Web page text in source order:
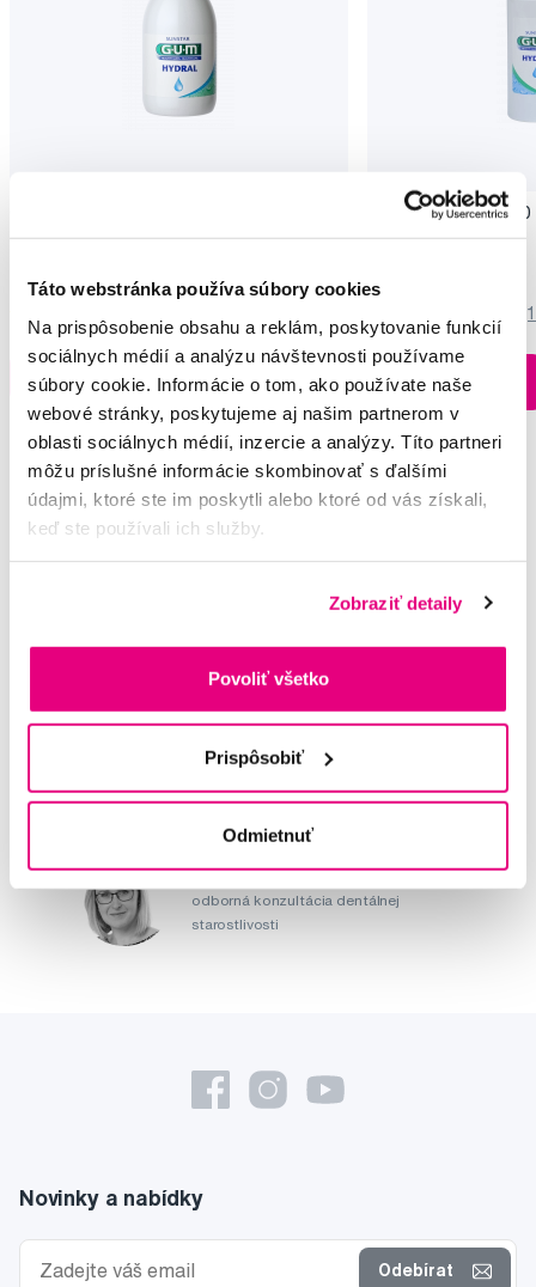
Táto webstránka používa súbory cookies
Na prispôsobenie obsahu a reklám, poskytovanie funkcií
sociálnych médií a analýzu návštevnosti používame
súbory cookie. Informácie o tom, ako používate naše
webové stránky, poskytujeme aj našim partnerom v
oblasti sociálnych médií, inzercie a analýzy. Títo partneri
môžu príslušné informácie skombinovať s ďalšími
údajmi, ktoré ste im poskytli alebo ktoré od vás získali,
keď ste používali ich služby.
Zobraziť detaily
Povoliť všetko
Prispôsobiť
Odmietnuť
Hlídat dostupnost
GUM Hydral sprej, 50
Do košíku
Potřebujete poradit?
Napište našim odborníkům
MUDr. Alena Krugová
starostlivosti
Lucie Vokůrková
odborná konzultácia dentálnej
starostlivosti
Novinky a nabídky
Odebírat